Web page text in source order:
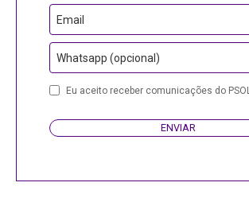
Email
Whatsapp (opcional)
Eu aceito receber comunicações do PSOL.
ENVIAR